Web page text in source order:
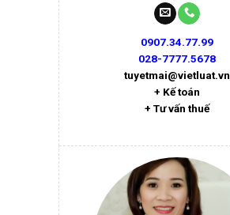
0907.34.77.99
028-7777.5678
tuyetmai@vietluat.vn
+ Kế toán
+ Tư vấn thuế